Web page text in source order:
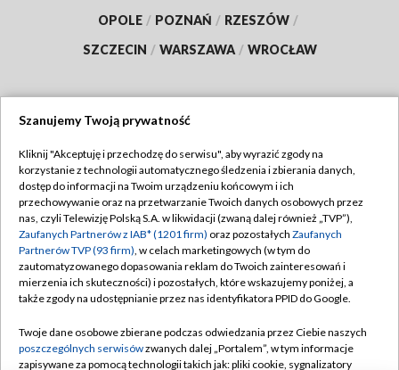
OPOLE / POZNAŃ / RZESZÓW /
SZCZECIN / WARSZAWA / WROCŁAW
TVP
Abonament TVP
Emisja w TVP
Centrum informacji TVP
Naziemna Telewizja Cyfrowa
Rada Programowa
Regulamin TVP
Polityka prywatności
Moje zgody
Pomoc
Kontakt
Szanujemy Twoją prywatność
Kliknij "Akceptuję i przechodzę do serwisu", aby wyrazić zgody na
korzystanie z technologii automatycznego śledzenia i zbierania danych,
dostęp do informacji na Twoim urządzeniu końcowym i ich
przechowywanie oraz na przetwarzanie Twoich danych osobowych przez
nas, czyli Telewizję Polską S.A. w likwidacji (zwaną dalej również „TVP”),
Zaufanych Partnerów z IAB* (1201 firm) oraz pozostałych Zaufanych
Partnerów TVP (93 firm), w celach marketingowych (w tym do
zautomatyzowanego dopasowania reklam do Twoich zainteresowań i
mierzenia ich skuteczności) i pozostałych, które wskazujemy poniżej, a
także zgody na udostępnianie przez nas identyfikatora PPID do Google.
Twoje dane osobowe zbierane podczas odwiedzania przez Ciebie naszych
poszczególnych serwisówzwanych dalej „Portalem”, w tym informacje
zapisywane za pomocą technologii takich jak: pliki cookie, sygnalizatory